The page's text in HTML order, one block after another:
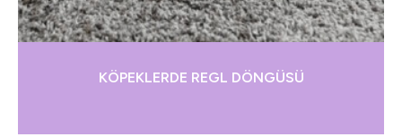
KÖPEKLERDE REGL DÖNGÜSÜ